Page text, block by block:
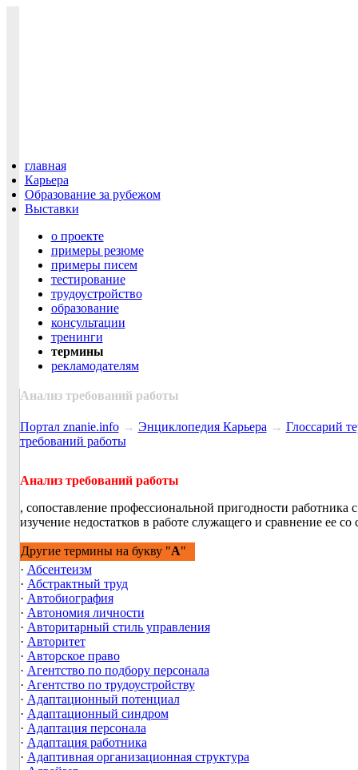
главная
Карьера
Образование за рубежом
Выставки
о проекте
примеры резюме
примеры писем
тестирование
трудоустройство
образование
консультации
тренинги
термины
рекламодателям
Анализ требований работы
Портал znanie.info→ Энциклопедия Карьера → Глосcарий
требований работы
Анализ требований работы
, сопоставление профессиональной пригодности работника
изучение недостатков в работе служащего и сравнение ее со
Другие термины на букву "А"
· Абсентеизм
· Абстрактный труд
· Автобиография
· Автономия личности
· Авторитарный стиль управления
· Авторитет
· Авторское право
· Агентство по подбору персонала
· Агентство по трудоустройству
· Адаптационный потенциал
· Адаптационный синдром
· Адаптация персонала
· Адаптация работника
· Адаптивная организационная структура